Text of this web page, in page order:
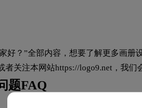
好？”全部内容，想要了解更多画册
者关注本网站https://logo9.net ，我们
题FAQ